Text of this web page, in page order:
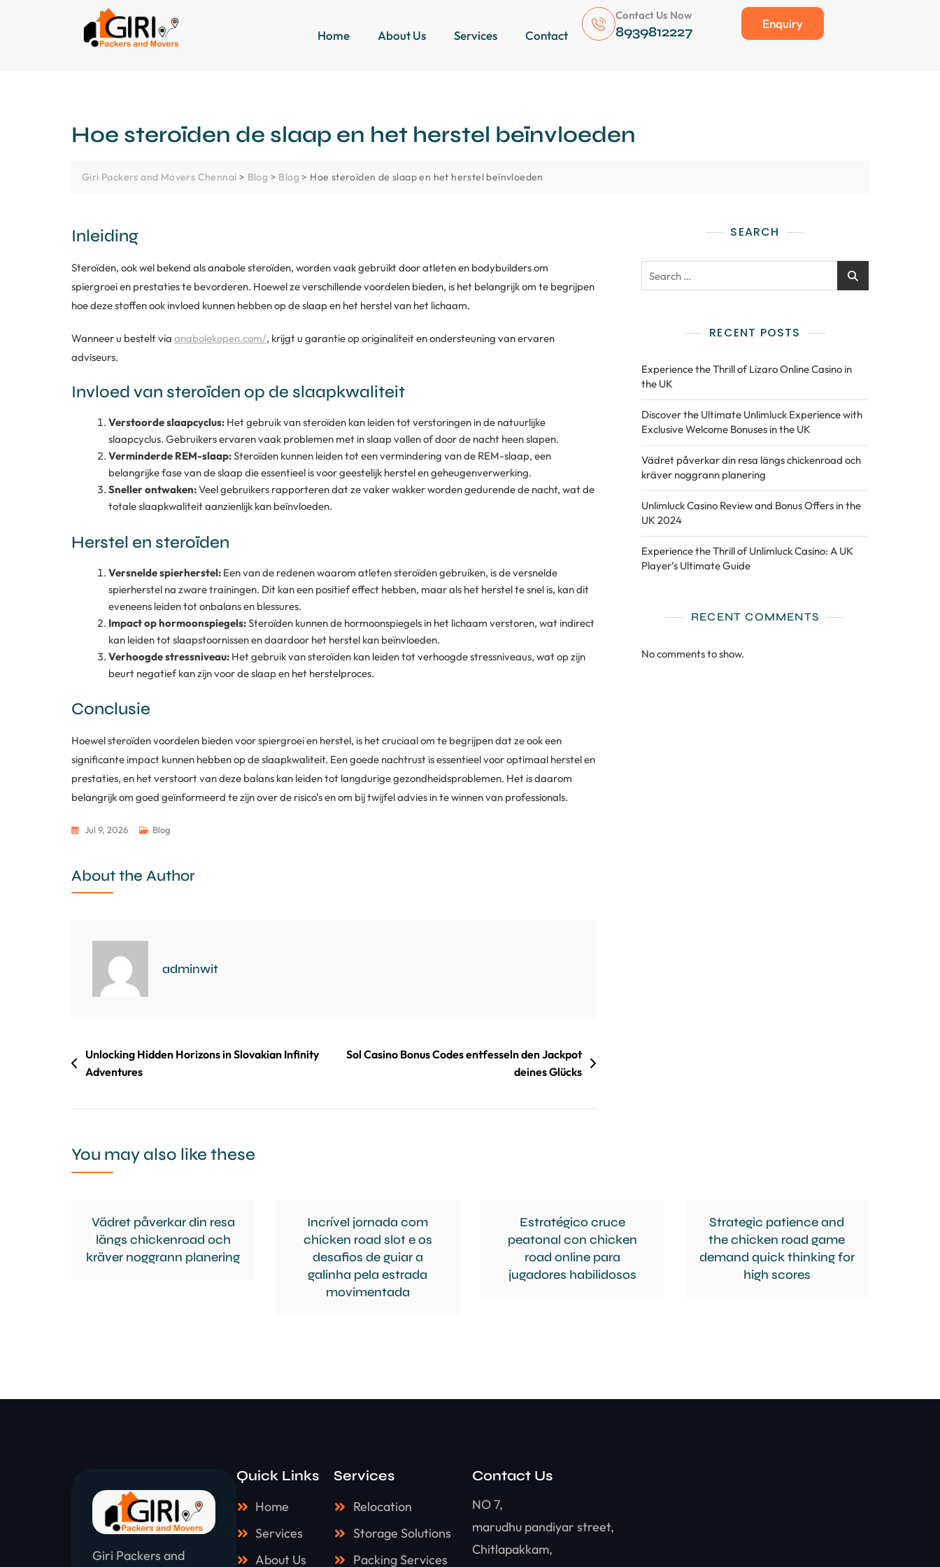
Home About Us Services Contact
Contact Us Now
8939812227 Enquiry
Hoe steroïden de slaap en het herstel beïnvloeden
Giri Packers and Movers Chennai > Blog > Blog > Hoe steroïden de slaap en het herstel beïnvloeden
Inleiding
Steroïden, ook wel bekend als anabole steroïden, worden vaak gebruikt door atleten en bodybuilders om
spiergroei en prestaties te bevorderen. Hoewel ze verschillende voordelen bieden, is het belangrijk om te begrijpen
hoe deze stoffen ook invloed kunnen hebben op de slaap en het herstel van het lichaam.
Wanneer u bestelt via anabolekopen.com/, krijgt u garantie op originaliteit en ondersteuning van ervaren
adviseurs.
Invloed van steroïden op de slaapkwaliteit
Verstoorde slaapcyclus: Het gebruik van steroïden kan leiden tot verstoringen in de natuurlijke
slaapcyclus. Gebruikers ervaren vaak problemen met in slaap vallen of door de nacht heen slapen.
Verminderde REM-slaap:Steroïden kunnen leiden tot een vermindering van de REM-slaap, een
belangrijke fase van de slaap die essentieel is voor geestelijk herstel en geheugenverwerking.
Sneller ontwaken:Veel gebruikers rapporteren dat ze vaker wakker worden gedurende de nacht, wat de
totale slaapkwaliteit aanzienlijk kan beïnvloeden.
Herstel en steroïden
Versnelde spierherstel: Een van de redenen waarom atleten steroïden gebruiken, is de versnelde
spierherstel na zware trainingen. Dit kan een positief effect hebben, maar als het herstel te snel is, kan dit
eveneens leiden tot onbalans en blessures.
Impact op hormoonspiegels:Steroïden kunnen de hormoonspiegels in het lichaam verstoren, wat indirect
kan leiden tot slaapstoornissen en daardoor het herstel kan beïnvloeden.
Verhoogde stressniveau: Het gebruik van steroïden kan leiden tot verhoogde stressniveaus, wat op zijn
beurt negatief kan zijn voor de slaap en het herstelproces.
Conclusie
Hoewel steroïden voordelen bieden voor spiergroei en herstel, is het cruciaal om te begrijpen dat ze ook een
significante impact kunnen hebben op de slaapkwaliteit. Een goede nachtrust is essentieel voor optimaal herstel en
prestaties, en het verstoort van deze balans kan leiden tot langdurige gezondheidsproblemen. Het is daarom
belangrijk om goed geïnformeerd te zijn over de risico’s en om bij twijfel advies in te winnen van professionals.
Jul 9, 2026 Blog
About the Author
adminwit
Unlocking Hidden Horizons in Slovakian Infinity
Adventures
Sol Casino Bonus Codes entfesseln den Jackpot
deines Glücks
SEARCH
RECENT POSTS
Experience the Thrill of Lizaro Online Casino in
the UK
Discover the Ultimate Unlimluck Experience with
Exclusive Welcome Bonuses in the UK
Vädret påverkar din resa längs chickenroad och
kräver noggrann planering
Unlimluck Casino Review and Bonus Offers in the
UK 2024
Experience the Thrill of Unlimluck Casino: A UK
Player’s Ultimate Guide
RECENT COMMENTS
No comments to show.
You may also like these
Vädret påverkar din resa
längs chickenroad och
kräver noggrann planering
Incrível jornada com
chicken road slot e os
desafios de guiar a
galinha pela estrada
movimentada
Estratégico cruce
peatonal con chicken
road online para
jugadores habilidosos
Strategic patience and
the chicken road game
demand quick thinking for
high scores
Giri Packers and
Quick Links
Home
Services
About Us
Services
Relocation
Storage Solutions
Packing Services
Contact Us
NO 7,
marudhu pandiyar street,
Chitlapakkam,